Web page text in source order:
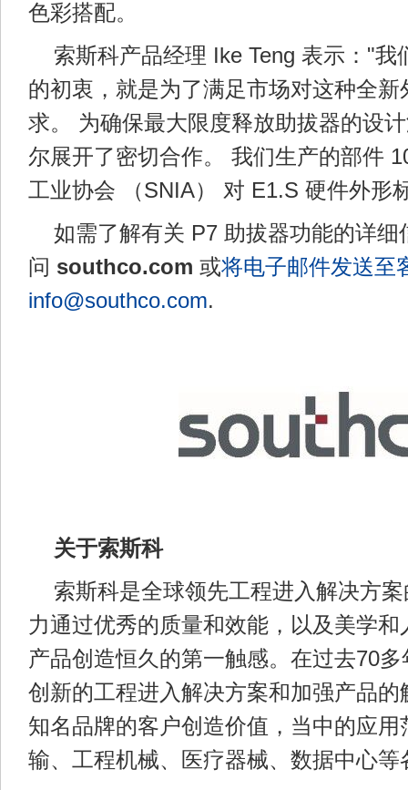
色彩搭配。
索斯科产品经理 Ike Teng 表示："我
的初衷，就是为了满足市场对这种全
求。 为确保最大限度释放助拔器的设
尔展开了密切合作。 我们生产的部件
工业协会 （SNIA） 对 E1.S 硬件外形
如需了解有关 P7 助拔器功能的详细
问 southco.com 或将电子邮件发送至
info@southco.com.
关于索斯科
索斯科是全球领先工程进入解决方
力通过优秀的质量和效能，以及美学
产品创造恒久的第一触感。在过去70
创新的工程进入解决方案和加强产品的
知名品牌的客户创造价值，当中的应用
输、工程机械、医疗器械、数据中心等